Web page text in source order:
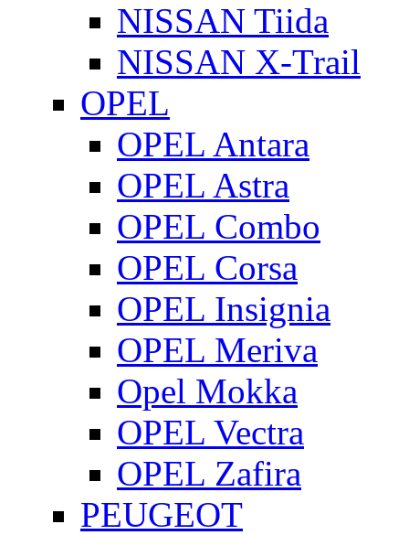
NISSAN Tiida
NISSAN X-Trail
OPEL
OPEL Antara
OPEL Astra
OPEL Combo
OPEL Corsa
OPEL Insignia
OPEL Meriva
Opel Mokka
OPEL Vectra
OPEL Zafira
PEUGEOT